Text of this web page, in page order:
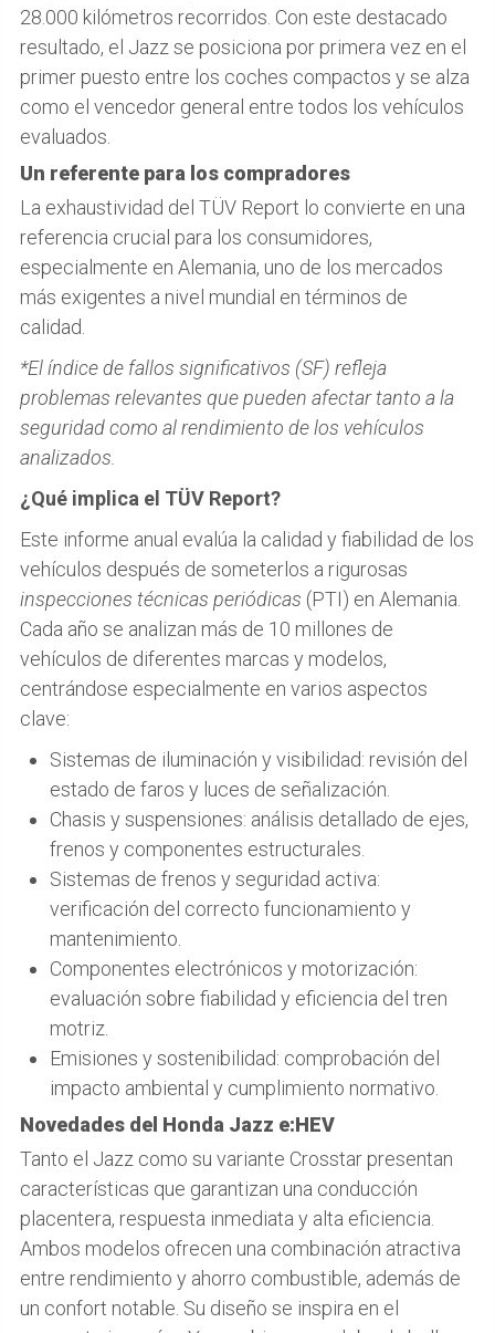
28.000 kilómetros recorridos. Con este destacado
resultado, el Jazz se posiciona por primera vez en el
primer puesto entre los coches compactos y se alza
como el vencedor general entre todos los vehículos
evaluados.
Un referente para los compradores
La exhaustividad del TÜV Report lo convierte en una
referencia crucial para los consumidores,
especialmente en Alemania, uno de los mercados
más exigentes a nivel mundial en términos de
calidad.
*El índice de fallos significativos (SF) refleja
problemas relevantes que pueden afectar tanto a la
seguridad como al rendimiento de los vehículos
analizados.
¿Qué implica el TÜV Report?
Este informe anual evalúa la calidad y fiabilidad de los
vehículos después de someterlos a rigurosas
inspecciones técnicas periódicas (PTI) en Alemania.
Cada año se analizan más de 10 millones de
vehículos de diferentes marcas y modelos,
centrándose especialmente en varios aspectos
clave:
Sistemas de iluminación y visibilidad: revisión del
estado de faros y luces de señalización.
Chasis y suspensiones: análisis detallado de ejes,
frenos y componentes estructurales.
Sistemas de frenos y seguridad activa:
verificación del correcto funcionamiento y
mantenimiento.
Componentes electrónicos y motorización:
evaluación sobre fiabilidad y eficiencia del tren
motriz.
Emisiones y sostenibilidad: comprobación del
impacto ambiental y cumplimiento normativo.
Novedades del Honda Jazz e:HEV
Tanto el Jazz como su variante Crosstar presentan
características que garantizan una conducción
placentera, respuesta inmediata y alta eficiencia.
Ambos modelos ofrecen una combinación atractiva
entre rendimiento y ahorro combustible, además de
un confort notable. Su diseño se inspira en el